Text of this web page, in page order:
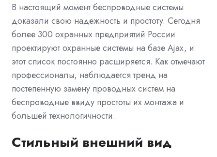
В настоящий момент беспроводные системы
доказали свою надежность и простоту. Сегодня
более 300 охранных предприятий России
проектируют охранные системы на базе Ajax, и
этот список постоянно расширяется. Как отмечают
профессионалы, наблюдается тренд на
постепенную замену проводных систем на
беспроводные ввиду простоты их монтажа и
большей технологичности.
Стильный внешний вид